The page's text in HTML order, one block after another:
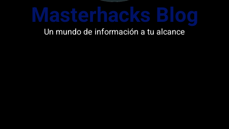
Masterhacks Blog
Un mundo de información a tu alcance